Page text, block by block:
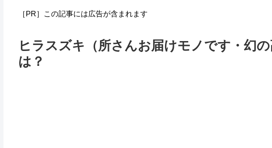
［PR］この記事には広告が含まれます
ヒラスズキ（所さんお届けモノです・幻
は？